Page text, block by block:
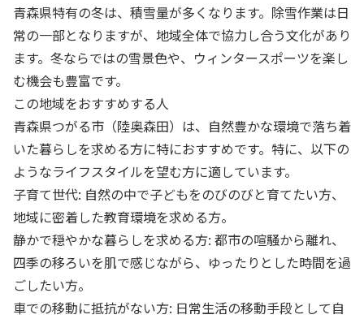
青森県特有の冬は、積雪量が多くなります。除雪作業は日
常の一部となりますが、地域全体で協力し合う文化があり
ます。冬ならではの雪景色や、ウィンタースポーツを楽し
む機会も豊富です。
この地域をおすすめする人
青森県つがる市（陸奥森田）は、自然豊かな環境で落ち着
いた暮らしを求める方に特におすすめです。特に、以下の
ようなライフスタイルを望む方に適しています。
子育て世代: 自然の中で子どもをのびのびと育てたい方、
地域に密着した教育環境を求める方。
静かで穏やかな暮らしを求める方: 都市の喧騒から離れ、
四季の移ろいを肌で感じながら、ゆったりとした時間を過
ごしたい方。
車での移動に抵抗がない方: 日常生活の移動手段として自